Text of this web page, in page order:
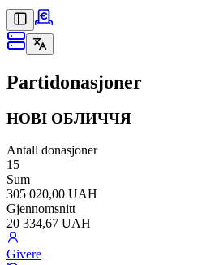
Partidonasjoner
НОВІ ОБЛИЧЧЯ
Antall donasjoner
15
Sum
305 020,00 UAH
Gjennomsnitt
20 334,67 UAH
Givere